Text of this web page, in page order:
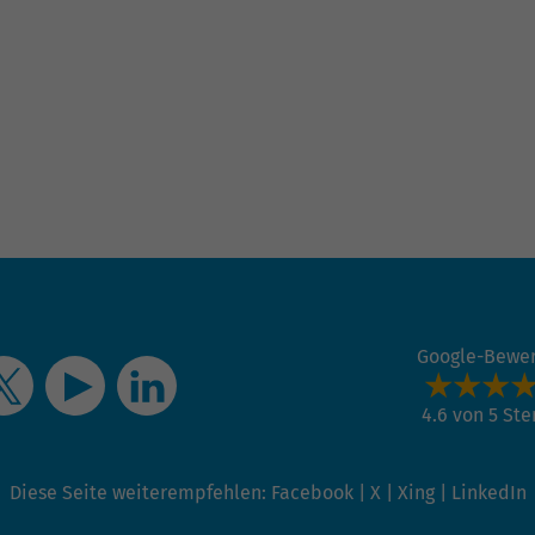
Google-
4.6 von 5
Diese Seite weiterempfehlen: Facebook| X| Xing| LinkedIn